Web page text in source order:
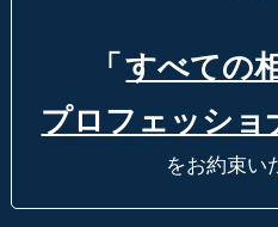
「 すべての
プロフェッショ
をお約束い